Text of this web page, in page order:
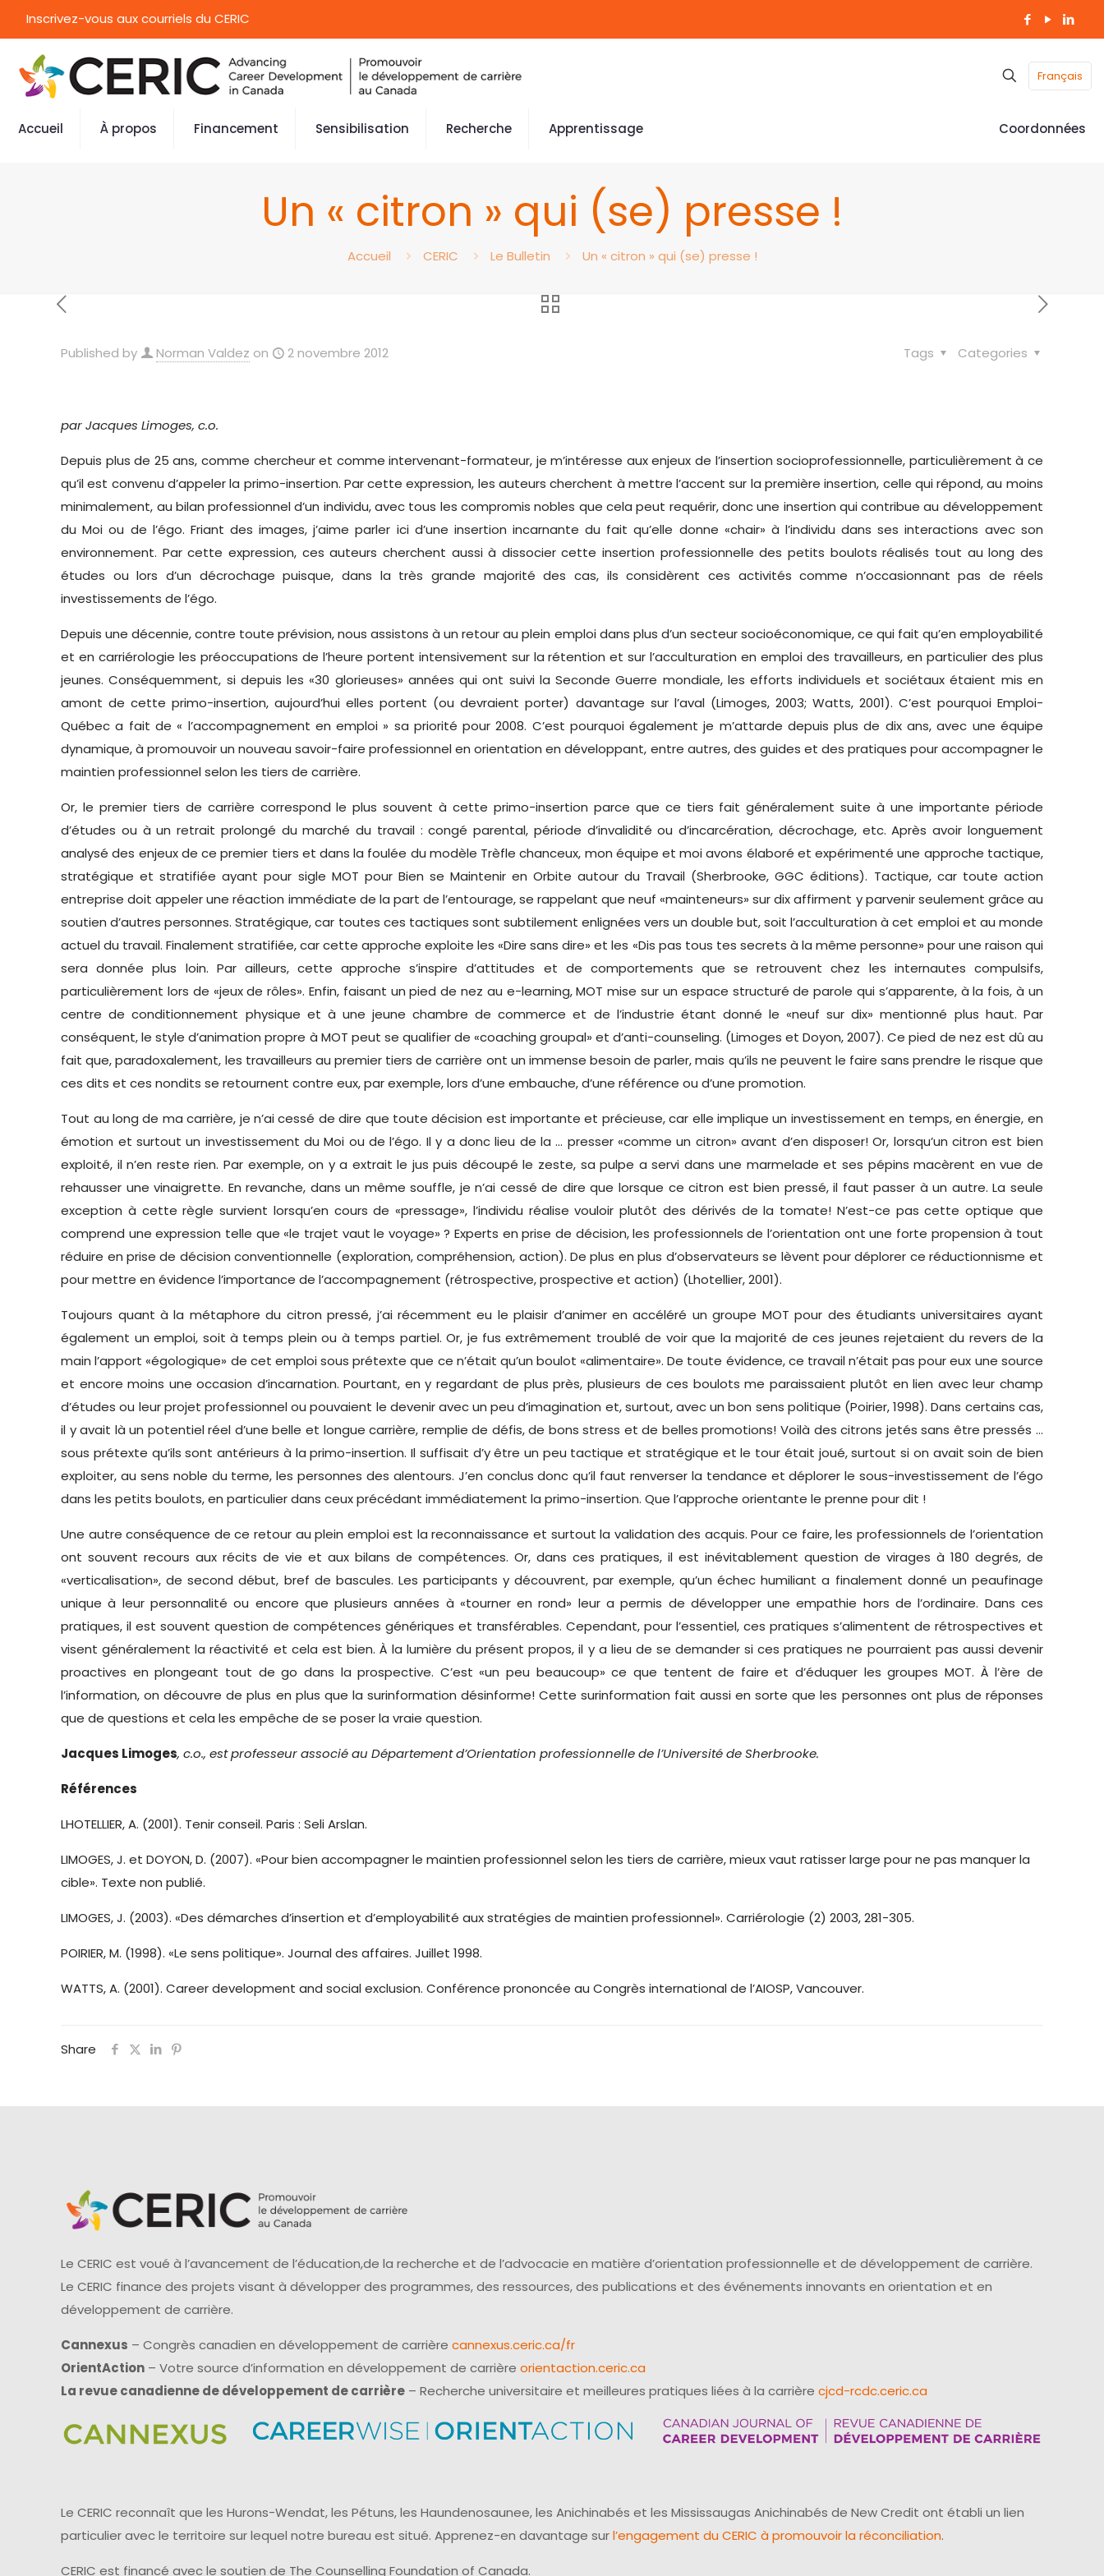
Inscrivez-vous aux courriels du CERIC
Français
Accueil À propos Financement Sensibilisation Recherche Apprentissage Coordonnées
Un « citron » qui (se) presse !
Accueil CERIC Le Bulletin Un « citron » qui (se) presse !
Published by Norman Valdez on 2 novembre 2012 Categories
Tags
par Jacques Limoges, c.o.
Depuis plus de 25 ans, comme chercheur et comme intervenant-formateur, je m’intéresse aux enjeux de l’insertion socioprofessionnelle, particulièrement à ce
qu’il est convenu d’appeler la primo-insertion. Par cette expression, les auteurs cherchent à mettre l’accent sur la première insertion, celle qui répond, au moins
minimalement, au bilan professionnel d’un individu, avec tous les compromis nobles que cela peut requérir, donc une insertion qui contribue au développement
du Moi ou de l’égo. Friant des images, j’aime parler ici d’une insertion incarnante du fait qu’elle donne «chair» à l’individu dans ses interactions avec son
environnement. Par cette expression, ces auteurs cherchent aussi à dissocier cette insertion professionnelle des petits boulots réalisés tout au long des
études ou lors d’un décrochage puisque, dans la très grande majorité des cas, ils considèrent ces activités comme n’occasionnant pas de réels
investissements de l’égo.
Depuis une décennie, contre toute prévision, nous assistons à un retour au plein emploi dans plus d’un secteur socioéconomique, ce qui fait qu’en employabilité
et en carriérologie les préoccupations de l’heure portent intensivement sur la rétention et sur l’acculturation en emploi des travailleurs, en particulier des plus
jeunes. Conséquemment, si depuis les «30 glorieuses» années qui ont suivi la Seconde Guerre mondiale, les efforts individuels et sociétaux étaient mis en
amont de cette primo-insertion, aujourd’hui elles portent (ou devraient porter) davantage sur l’aval (Limoges, 2003; Watts, 2001). C’est pourquoi Emploi-
Québec a fait de « l’accompagnement en emploi » sa priorité pour 2008. C’est pourquoi également je m’attarde depuis plus de dix ans, avec une équipe
dynamique, à promouvoir un nouveau savoir-faire professionnel en orientation en développant, entre autres, des guides et des pratiques pour accompagner le
maintien professionnel selon les tiers de carrière.
Or, le premier tiers de carrière correspond le plus souvent à cette primo-insertion parce que ce tiers fait généralement suite à une importante période
d’études ou à un retrait prolongé du marché du travail : congé parental, période d’invalidité ou d’incarcération, décrochage, etc. Après avoir longuement
analysé des enjeux de ce premier tiers et dans la foulée du modèle Trèfle chanceux, mon équipe et moi avons élaboré et expérimenté une approche tactique,
stratégique et stratifiée ayant pour sigle MOT pour Bien se Maintenir en Orbite autour du Travail (Sherbrooke, GGC éditions). Tactique, car toute action
entreprise doit appeler une réaction immédiate de la part de l’entourage, se rappelant que neuf «mainteneurs» sur dix affirment y parvenir seulement grâce au
soutien d’autres personnes. Stratégique, car toutes ces tactiques sont subtilement enlignées vers un double but, soit l’acculturation à cet emploi et au monde
actuel du travail. Finalement stratifiée, car cette approche exploite les «Dire sans dire» et les «Dis pas tous tes secrets à la même personne» pour une raison qui
sera donnée plus loin. Par ailleurs, cette approche s’inspire d’attitudes et de comportements que se retrouvent chez les internautes compulsifs,
particulièrement lors de «jeux de rôles». Enfin, faisant un pied de nez au e-learning, MOT mise sur un espace structuré de parole qui s’apparente, à la fois, à un
centre de conditionnement physique et à une jeune chambre de commerce et de l’industrie étant donné le «neuf sur dix» mentionné plus haut. Par
conséquent, le style d’animation propre à MOT peut se qualifier de «coaching groupal» et d’anti-counseling. (Limoges et Doyon, 2007). Ce pied de nez est dû au
fait que, paradoxalement, les travailleurs au premier tiers de carrière ont un immense besoin de parler, mais qu’ils ne peuvent le faire sans prendre le risque que
ces dits et ces nondits se retournent contre eux, par exemple, lors d’une embauche, d’une référence ou d’une promotion.
Tout au long de ma carrière, je n’ai cessé de dire que toute décision est importante et précieuse, car elle implique un investissement en temps, en énergie, en
émotion et surtout un investissement du Moi ou de l’égo. Il y a donc lieu de la … presser «comme un citron» avant d’en disposer! Or, lorsqu’un citron est bien
exploité, il n’en reste rien. Par exemple, on y a extrait le jus puis découpé le zeste, sa pulpe a servi dans une marmelade et ses pépins macèrent en vue de
rehausser une vinaigrette. En revanche, dans un même souffle, je n’ai cessé de dire que lorsque ce citron est bien pressé, il faut passer à un autre. La seule
exception à cette règle survient lorsqu’en cours de «pressage», l’individu réalise vouloir plutôt des dérivés de la tomate! N’est-ce pas cette optique que
comprend une expression telle que «le trajet vaut le voyage» ? Experts en prise de décision, les professionnels de l’orientation ont une forte propension à tout
réduire en prise de décision conventionnelle (exploration, compréhension, action). De plus en plus d’observateurs se lèvent pour déplorer ce réductionnisme et
pour mettre en évidence l’importance de l’accompagnement (rétrospective, prospective et action) (Lhotellier, 2001).
Toujours quant à la métaphore du citron pressé, j’ai récemment eu le plaisir d’animer en accéléré un groupe MOT pour des étudiants universitaires ayant
également un emploi, soit à temps plein ou à temps partiel. Or, je fus extrêmement troublé de voir que la majorité de ces jeunes rejetaient du revers de la
main l’apport «égologique» de cet emploi sous prétexte que ce n’était qu’un boulot «alimentaire». De toute évidence, ce travail n’était pas pour eux une source
et encore moins une occasion d’incarnation. Pourtant, en y regardant de plus près, plusieurs de ces boulots me paraissaient plutôt en lien avec leur champ
d’études ou leur projet professionnel ou pouvaient le devenir avec un peu d’imagination et, surtout, avec un bon sens politique (Poirier, 1998). Dans certains cas,
il y avait là un potentiel réel d’une belle et longue carrière, remplie de défis, de bons stress et de belles promotions! Voilà des citrons jetés sans être pressés …
sous prétexte qu’ils sont antérieurs à la primo-insertion. Il suffisait d’y être un peu tactique et stratégique et le tour était joué, surtout si on avait soin de bien
exploiter, au sens noble du terme, les personnes des alentours. J’en conclus donc qu’il faut renverser la tendance et déplorer le sous-investissement de l’égo
dans les petits boulots, en particulier dans ceux précédant immédiatement la primo-insertion. Que l’approche orientante le prenne pour dit !
Une autre conséquence de ce retour au plein emploi est la reconnaissance et surtout la validation des acquis. Pour ce faire, les professionnels de l’orientation
ont souvent recours aux récits de vie et aux bilans de compétences. Or, dans ces pratiques, il est inévitablement question de virages à 180 degrés, de
«verticalisation», de second début, bref de bascules. Les participants y découvrent, par exemple, qu’un échec humiliant a finalement donné un peaufinage
unique à leur personnalité ou encore que plusieurs années à «tourner en rond» leur a permis de développer une empathie hors de l’ordinaire. Dans ces
pratiques, il est souvent question de compétences génériques et transférables. Cependant, pour l’essentiel, ces pratiques s’alimentent de rétrospectives et
visent généralement la réactivité et cela est bien. À la lumière du présent propos, il y a lieu de se demander si ces pratiques ne pourraient pas aussi devenir
proactives en plongeant tout de go dans la prospective. C’est «un peu beaucoup» ce que tentent de faire et d’éduquer les groupes MOT. À l’ère de
l’information, on découvre de plus en plus que la surinformation désinforme! Cette surinformation fait aussi en sorte que les personnes ont plus de réponses
que de questions et cela les empêche de se poser la vraie question.
Jacques Limoges, c.o., est professeur associé au Département d’Orientation professionnelle de l’Université de Sherbrooke.
Références
LHOTELLIER, A. (2001). Tenir conseil. Paris : Seli Arslan.
LIMOGES, J. et DOYON, D. (2007). «Pour bien accompagner le maintien professionnel selon les tiers de carrière, mieux vaut ratisser large pour ne pas manquer la
cible». Texte non publié.
LIMOGES, J. (2003). «Des démarches d’insertion et d’employabilité aux stratégies de maintien professionnel». Carriérologie (2) 2003, 281-305.
POIRIER, M. (1998). «Le sens politique». Journal des affaires. Juillet 1998.
WATTS, A. (2001). Career development and social exclusion. Conférence prononcée au Congrès international de l’AIOSP, Vancouver.
Share
Le CERIC est voué à l’avancement de l’éducation,de la recherche et de l’advocacie en matière d’orientation professionnelle et de développement de carrière.
Le CERIC finance des projets visant à développer des programmes, des ressources, des publications et des événements innovants en orientation et en
développement de carrière.
Cannexus – Congrès canadien en développement de carrière cannexus.ceric.ca/fr
OrientAction – Votre source d’information en développement de carrière orientaction.ceric.ca
La revue canadienne de développement de carrière – Recherche universitaire et meilleures pratiques liées à la carrière cjcd-rcdc.ceric.ca
Le CERIC reconnaît que les Hurons-Wendat, les Pétuns, les Haundenosaunee, les Anichinabés et les Mississaugas Anichinabés de New Credit ont établi un lien
particulier avec le territoire sur lequel notre bureau est situé. Apprenez-en davantage surl’engagement du CERIC à promouvoir la réconciliation.
CERIC est financé avec le soutien de The Counselling Foundation of Canada.